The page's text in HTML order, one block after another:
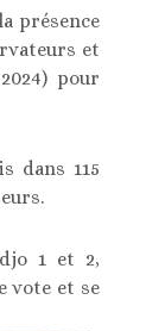
présence
et
pour
dans 115
1 et 2,
vote et se